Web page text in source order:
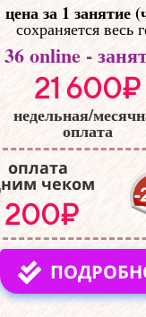
цена за 1 занятие
сохраняется весь
36online -
21 600₽
недельная/
оплата
оплата
чеком
200₽